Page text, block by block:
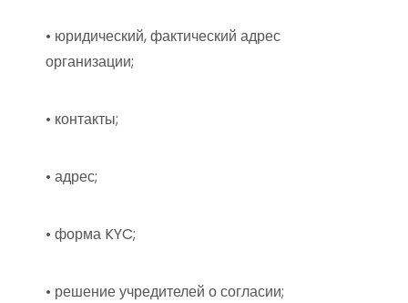
• юридический, фактический адрес
организации;
• контакты;
• адрес;
• форма KYC;
• решение учредителей о согласии;